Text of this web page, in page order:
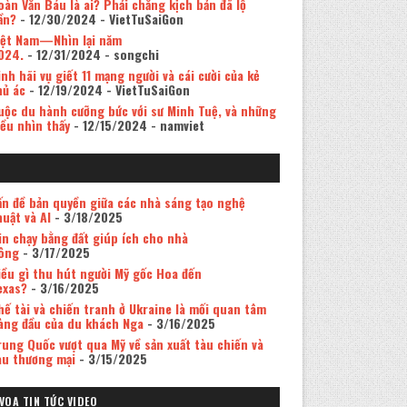
Văn Báu là ai? Phải chăng kịch bản đã lộ
- 12/30/2024 - VietTuSaiGon
Nam—Nhìn lại năm
- 12/31/2024 - songchi
hãi vụ giết 11 mạng người và cái cười của kẻ
ác- 12/19/2024 - VietTuSaiGon
du hành cưỡng bức với sư Minh Tuệ, và những
nhìn thấy- 12/15/2024 - namviet
đề bản quyền giữa các nhà sáng tạo nghệ
và AI- 3/18/2025
chạy bằng đất giúp ích cho nhà
- 3/17/2025
gì thu hút người Mỹ gốc Hoa đến
- 3/16/2025
tài và chiến tranh ở Ukraine là mối quan tâm
đầu của du khách Nga- 3/16/2025
Quốc vượt qua Mỹ về sản xuất tàu chiến và
thương mại- 3/15/2025
VOA TIN TỨC VIDEO